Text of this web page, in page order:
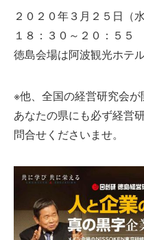
２０２０年３月２５日（水
１８：３０～２０：５５
徳島会場は阿波観光ホテ
※他、全国の経営研究会が
あなたの県にも必ず経営
問合せくださいませ。